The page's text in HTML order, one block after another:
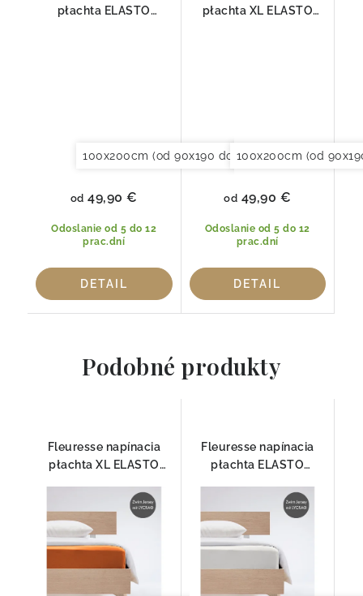
płachta ELASTO
100x200cm (od 90x190 do 120x220cm)
Odoslanie od 5 do 12
prac.dní
od 49,90 €
DETAIL
płachta XL ELASTO
100x200cm (od
Odoslanie od 5 do 12
prac.dní
od 49,90 €
DETAIL
Podobné produkty
Fleuresse napínacia
płachta XL ELASTO
BOXSPRING 2044
Fleuresse napínacia
płachta ELASTO